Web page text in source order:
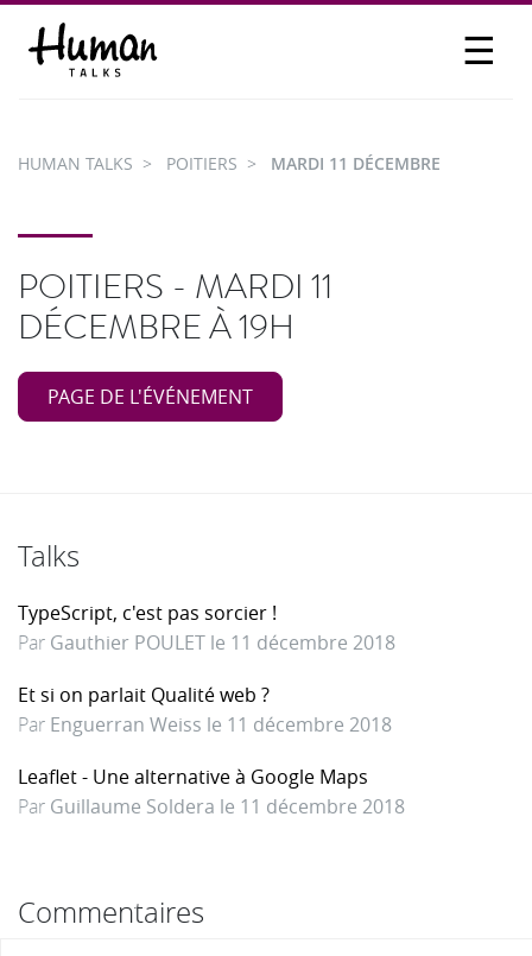
☰
PARTICIPER
HUMAN TALKS POITIERS MARDI 11 DÉCEMBRE
POITIERS - MARDI 11
DÉCEMBRE À 19H
PAGE DE L'ÉVÉNEMENT
Talks
TypeScript, c'est pas sorcier !
Par Gauthier POULET le 11 décembre 2018
Et si on parlait Qualité web ?
Par Enguerran Weiss le 11 décembre 2018
Leaflet - Une alternative à Google Maps
Par Guillaume Soldera le 11 décembre 2018
Commentaires